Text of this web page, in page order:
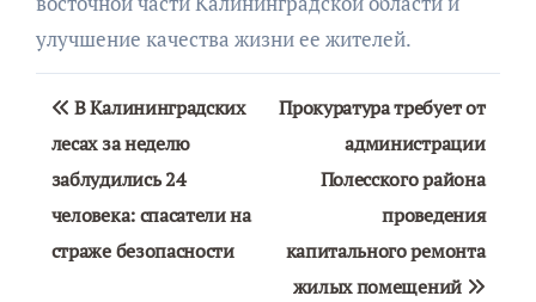
улучшение качества жизни ее жителей.
Навигация
по
записям
В Калининградских
лесах за неделю
заблудились 24
человека: спасатели на
страже безопасности
Прокуратура требует от
администрации
Полесского района
проведения
капитального ремонта
жилых помещений